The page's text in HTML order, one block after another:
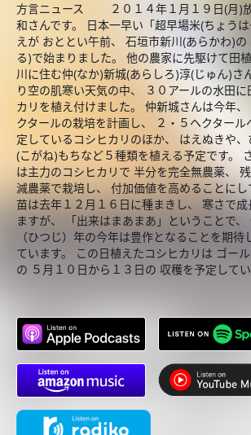
方言ニュース ２０１４年１月１９日(月)
和さんです。 日本一早い「超早場米(ちょう
えが おととい午前、 石垣市新川(あらかわ)
る)で始まりました。 他の農家に先駆けて田
川に住む仲(なか)新城(あらしろ)淳(じゅん)さ
り空の肌寒い天気の中、 ３０アールの水田
カリを植え付けました。 仲新城さんは今年
クタールの栽培を計画し、 ２・５ヘクタール
定しているコシヒカリのほか、 はえぬきや
(こがね)もちなど５種類を植える予定です。
は主力のコシヒカリで 半分を完全無農薬、
減農薬で栽培し、 付加価値を高めることに
苗は去年１２月１６日に種まきし、 寒さで
ますが、 「出来はまあまあ」ということで
（ひつじ）年の今年は豊作となることを期待
ています。 この日植えたコシヒカリは ゴー
の ５月１０日から１３日の 収穫を予定してい